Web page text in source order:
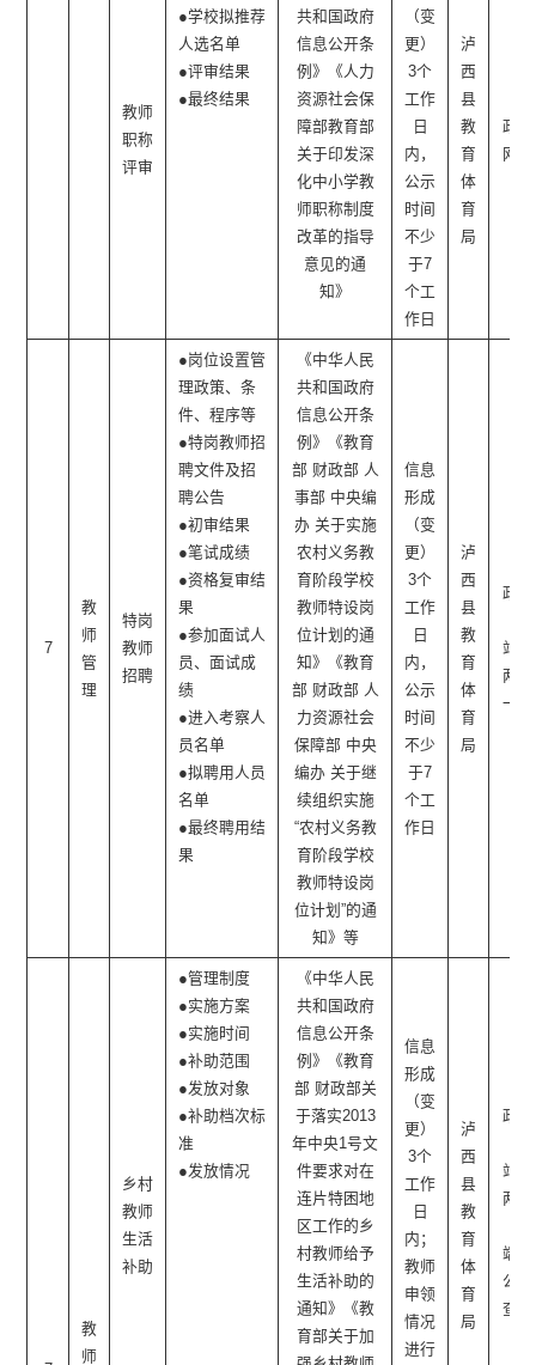
教师
职称
评审
●学校拟推荐
人选名单
●评审结果
●最终结果
共和国政府
信息公开条
例》《人力
资源社会保
障部教育部
关于印发深
化中小学教
师职称制度
改革的指导
意见的通
知》
（变
更）
3个
工作
日
内，
公示
时间
不少
于7
个工
作日
泸
西
县
教
育
体
育
局
政府
网站
7
教
师
管
理
特岗
教师
招聘
●岗位设置管
理政策、条
件、程序等
●特岗教师招
聘文件及招
聘公告
●初审结果
●笔试成绩
●资格复审结
果
●参加面试人
员、面试成
绩
●进入考察人
员名单
●拟聘用人员
名单
●最终聘用结
果
《中华人民
共和国政府
信息公开条
例》《教育
部 财政部 人
事部 中央编
办 关于实施
农村义务教
育阶段学校
教师特设岗
位计划的通
知》《教育
部 财政部 人
力资源社会
保障部 中央
编办 关于继
续组织实施
“农村义务教
育阶段学校
教师特设岗
位计划”的通
知》等
信息
形成
（变
更）
3个
工作
日
内，
公示
时间
不少
于7
个工
作日
泸
西
县
教
育
体
育
局
政府
站、
两微
一端
教
师
乡村
教师
生活
补助
●管理制度
●实施方案
●实施时间
●补助范围
●发放对象
●补助档次标
准
●发放情况
《中华人民
共和国政府
信息公开条
例》《教育
部 财政部关
于落实2013
年中央1号文
件要求对在
连片特困地
区工作的乡
村教师给予
生活补助的
通知》《教
育部关于加
信息
形成
（变
更）
3个
工作
日
内；
教师
申领
情况
进行
泸
西
县
教
育
体
育
局
政府
站、
两微
端、
公开
查阅